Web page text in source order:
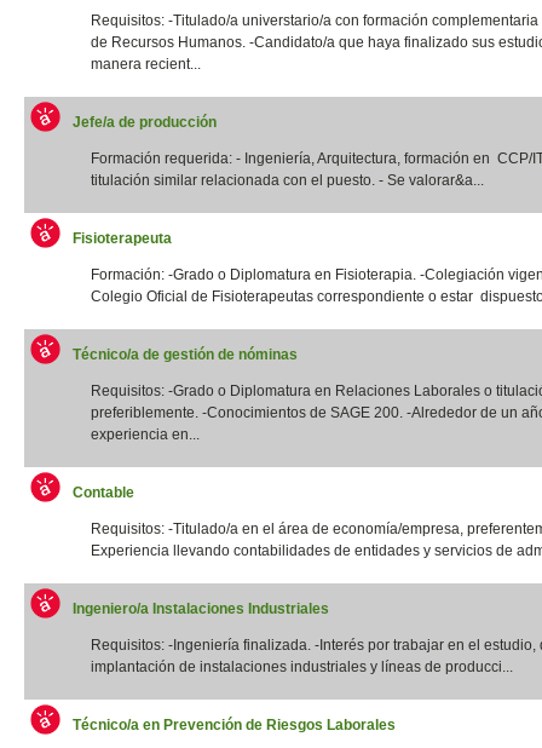
Requisitos: -Titulado/a universtario/a con formación
de Recursos Humanos. -Candidato/a que haya finalizado sus
manera recient...
Jefe/a de producción
Formación requerida: - Ingeniería, Arquitectura, formación en CCP/
titulación similar relacionada con el puesto. - Se valorar&a...
Fisioterapeuta
Formación: -Grado o Diplomatura en Fisioterapia. -Colegiación
Colegio Oficial de Fisioterapeutas correspondiente o estar
Técnico/a de gestión de nóminas
Requisitos: -Grado o Diplomatura en Relaciones Laborales o
preferiblemente. -Conocimientos de SAGE 200. -Alrededor de un
experiencia en...
Contable
Requisitos: -Titulado/a en el área de economía/empresa,
Experiencia llevando contabilidades de entidades y servicios de
Ingeniero/a Instalaciones Industriales
Requisitos: -Ingeniería finalizada. -Interés por trabajar en el estudio,
implantación de instalaciones industriales y líneas de producci...
Técnico/a en Prevención de Riesgos Laborales